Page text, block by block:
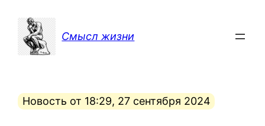
содержимому
Смысл жизни
Новость от 18:29, 27 сентября 2024